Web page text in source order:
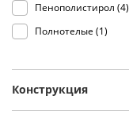
Пенополистирол (4)
Полнотелые (1)
Конструкция